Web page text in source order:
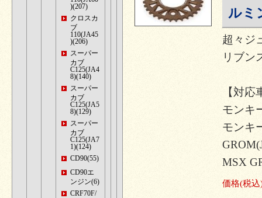
)(207)
クロスカ
ブ
110(JA45
)(206)
スーパー
カブ
C125(JA4
8)(140)
スーパー
カブ
C125(JA5
8)(129)
スーパー
カブ
C125(JA7
1)(124)
CD90(55)
CD90エ
ンジン(6)
CRF70F/
ルミ
超々ジ
リブン
【対応
モンキ
モンキ
MSX
価格(税込